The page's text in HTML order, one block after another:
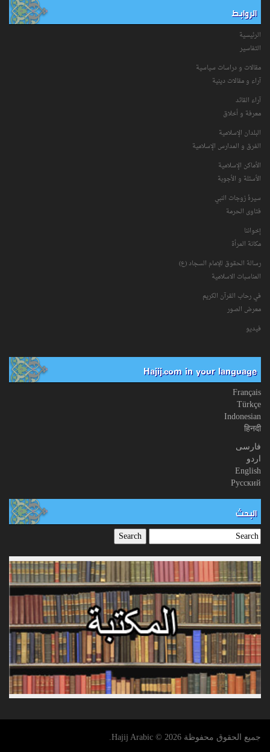
الروابط
الرئيسية
التفاسیر
مقالات و دراسات سياسية
آراء و مقالات دينية
آراء القائد
معرفة و أخلاق
البلدان الإسلامية
الفرق و المدارس الإسلامية
الأماكن الإسلامية
الأسئلة و الأجوبة
سیرۀ زوجات النبي
فتاوی الحرمة
إخواننا
مكانة‌ المرأة
رسالة الحقوق للإمام السجاد (ع)
المناسبات الاسلامیة
في رحاب القرآن الکریم
معرض الصور
فیدیو
Hajij.com in your language
Français
Türkçe
Indonesian
हिनदी
فارسی
اردو
English
Русский
البحث
جميع الحقوق محفوظة Hajij Arabic © 2026.